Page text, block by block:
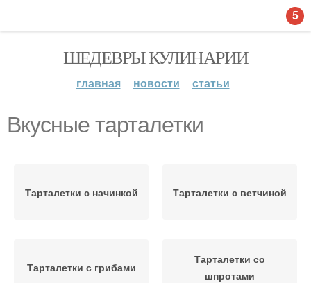
ШЕДЕВРЫ КУЛИНАРИИ
главная новости статьи
Вкусные тарталетки
Тарталетки с начинкой Тарталетки с ветчиной
Тарталетки с грибами
Тарталетки со
шпротами
5